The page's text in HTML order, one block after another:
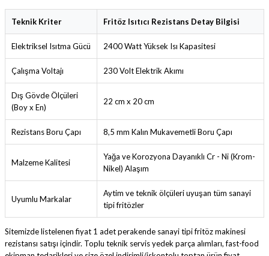
Teknik Kriter Fritöz Isıtıcı Rezistans Detay Bilgisi
Elektriksel Isıtma Gücü 2400 Watt Yüksek Isı Kapasitesi
Çalışma Voltajı 230 Volt Elektrik Akımı
Dış Gövde Ölçüleri
(Boy x En)
22 cm x 20 cm
Rezistans Boru Çapı 8,5 mm Kalın Mukavemetli Boru Çapı
Malzeme Kalitesi
Yağa ve Korozyona Dayanıklı Cr - Ni (Krom-
Nikel) Alaşım
Uyumlu Markalar
Aytim ve teknik ölçüleri uyuşan tüm sanayi
tipi fritözler
Sitemizde listelenen fiyat 1 adet perakende sanayi tipi fritöz makinesi
rezistansı satışı içindir. Toplu teknik servis yedek parça alımları, fast-food